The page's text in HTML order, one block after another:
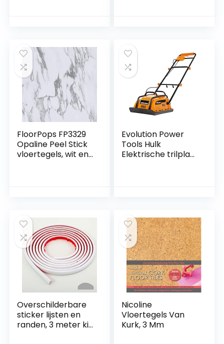
lussenvloer,
antistatisch met
bitumen rug,
(antraciet)
garage
FloorPops FP3329
Opaline Peel Stick
vloertegels, wit en
Evolution Power
Tools Hulk
Elektrische trilplaat
een kunstgrasveld,
patio, blokwerk,
zand, aarde en
meer
Overschilderbare
sticker lijsten en
randen, 3 meter kit
Nicoline
Vloertegels Van
Kurk, 3 Mm